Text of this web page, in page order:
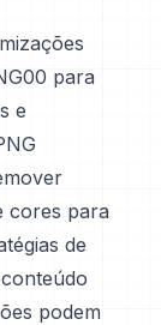
para
e
cores para
de
podem